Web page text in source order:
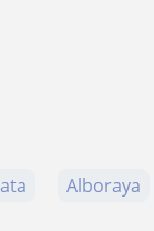
Alboraya